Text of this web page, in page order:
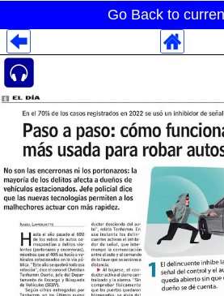
Go Back to
Despliegues Analytics
Despliegues Totales
Despliegues por Rubros